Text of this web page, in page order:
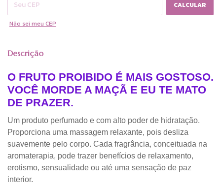
CALCULAR
Não sei meu CEP
Descrição
O FRUTO PROIBIDO É MAIS GOSTOSO.
VOCÊ MORDE A MAÇÃ E EU TE MATO
DE PRAZER.
Um produto perfumado e com alto poder de hidratação.
Proporciona uma massagem relaxante, pois desliza
suavemente pelo corpo. Cada fragrância, conceituada na
aromaterapia, pode trazer benefícios de relaxamento,
erotismo, sensualidade ou até uma sensação de paz
interior.